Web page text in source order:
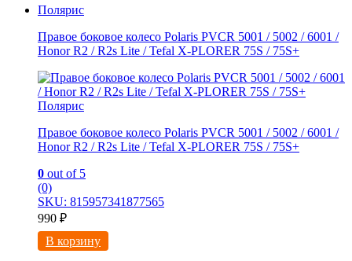
Полярис
Правое боковое колесо Polaris PVCR 5001 / 5002 / 6001 /
Honor R2 / R2s Litе / Tefal X-PLORER 75S / 75S+
Полярис
Правое боковое колесо Polaris PVCR 5001 / 5002 / 6001 /
Honor R2 / R2s Litе / Tefal X-PLORER 75S / 75S+
0 out of 5
(0)
SKU: 815957341877565
990 ₽
В корзину